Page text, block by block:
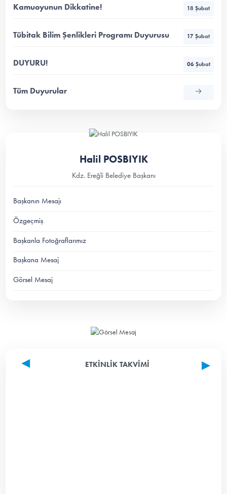
Kamuoyunun Dikkatine! 18 Şubat
Tübitak Bilim Şenlikleri Programı Duyurusu 17 Şubat
DUYURU! 06 Şubat
Tüm Duyurular
Halil POSBIYIK
Kdz. Ereğli Belediye Başkanı
Başkanın Mesajı
Özgeçmiş
Başkanla Fotoğraflarımız
Başkana Mesaj
Görsel Mesaj
ETKINLIK TAKVIMI